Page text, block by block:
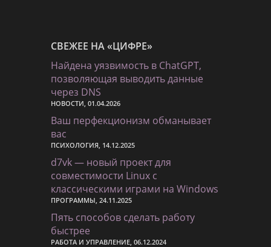
СВЕЖЕЕ НА «ЦИФРЕ»
Найдена уязвимость в ChatGPT,
позволяющая выводить данные
через DNS
НОВОСТИ, 01.04.2026
Ваш перфекционизм обманывает
вас
ПСИХОЛОГИЯ, 14.12.2025
d7vk — новый проект для
совместимости Linux с
классическими играми на Windows
ПРОГРАММЫ, 24.11.2025
Пять способов сделать работу
быстрее
РАБОТА И УПРАВЛЕНИЕ, 06.12.2024